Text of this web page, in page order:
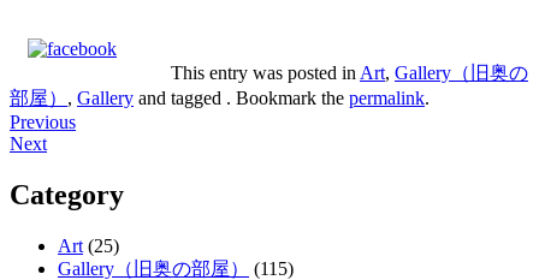
This entry was posted in Art, Gallery（旧奥の
部屋） , Gallery and tagged . Bookmark the permalink.
Post
navigation
Previous
Next
Category
Art (25)
Gallery（旧奥の部屋）
(115)